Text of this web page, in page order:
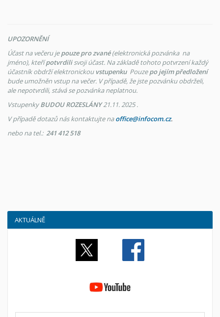
UPOZORNĚNÍ
Účast na večeru jepouze pro zvané(elektronická pozvánka na
jméno), kteřípotvrdilisvoji účast. Na základě tohoto potvrzení každý
účastník obdrží elektronickou vstupenku Pouzepo jejím předložení
bude umožněn vstup na večer. V případě, že jste pozvánku obdrželi,
ale nepotvrdili, stává se pozvánka neplatnou.
VstupenkyBUDOU ROZESLÁNY21.11. 2025 .
V případě dotazů nás kontaktujte naoffice@infocom.cz.
nebo na tel.: 241 412 518
AKTUÁLNĚ